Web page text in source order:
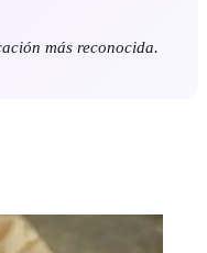
más reconocida.